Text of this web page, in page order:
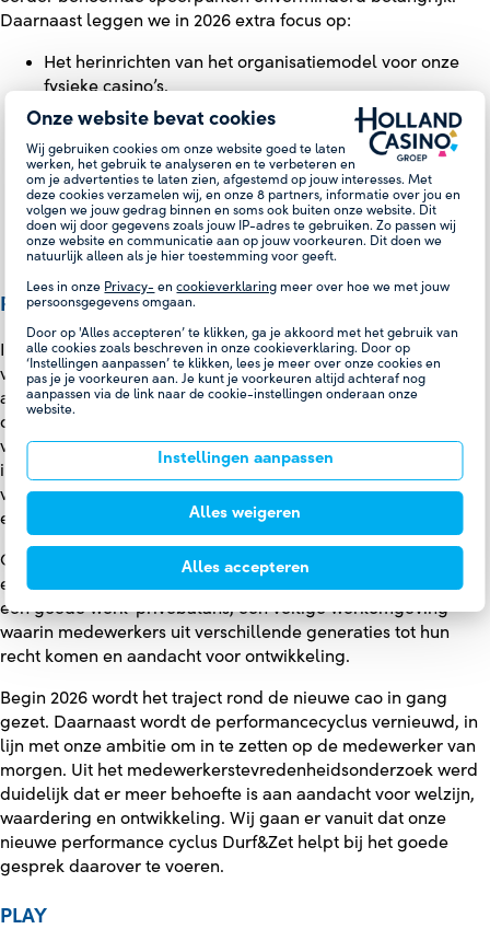
Onze website bevat cookies
Wij gebruiken cookies om onze website goed te laten
werken, het gebruik te analyseren en te verbeteren en
om je advertenties te laten zien, afgestemd op jouw interesses. Met
deze cookies verzamelen wij, en onze8 partners, informatie over jou en
volgen we jouw gedrag binnen en soms ook buiten onze website. Dit
doen wij door gegevens zoals jouw IP-adres te gebruiken. Zo passen wij
onze website en communicatie aan op jouw voorkeuren. Dit doen we
natuurlijk alleen als je hier toestemming voor geeft.
Lees in onze Privacy- encookieverklaring meer over hoe we met jouw
persoonsgegevens omgaan.
Door op 'Alles accepteren’ te klikken, ga je akkoord met het gebruik van
alle cookies zoals beschreven in onze cookieverklaring. Door op
‘Instellingen aanpassen’ te klikken, lees je meer over onze cookies en
pas je je voorkeuren aan. Je kunt je voorkeuren altijd achteraf nog
aanpassen via de link naar de cookie-instellingen onderaan onze
website.
Instellingen aanpassen
Alles weigeren
Alles accepteren
Daarnaast leggen we in 2026 extra focus op:
Het herinrichten van het organisatiemodel voor onze
fysieke casino’s.
Het verhogen van operationele efficiency via verdere
Pilots die de gastreis verbeteren, zowel fysiek als
digitaal.
Verantwoord kostenmanagement.
Een online operatie die break-even draait en volledig
aansluit bij onze maatschappelijke opdracht.
PEOPLE
In 2026 gaan wij verder toewerken naar de implementatie
van het Project Bezetting & Flexibiliteit dat in de vorige CAO
als studie afspraak is afgesproken. Dit is een
omvangrijk project met verschillende onderdelen die het
voor medewerkers en Holland Casino mogelijk moet maken
invulling te geven aan de verwachtingen van collega’s van
verschillende generaties ten aanzien van hun behoeftes voor
een balans tussen werk en privé.
Ook de wensen en belangen van onze collega’s zijn
essentieel. Wij willen een aantrekkelijke werkgever zijn, met
een goede werk-privébalans, een veilige werkomgeving
waarin medewerkers uit verschillende generaties tot hun
recht komen en aandacht voor ontwikkeling.
Begin 2026 wordt het traject rond de nieuwe cao in gang
gezet. Daarnaast wordt de performancecyclus vernieuwd, in
lijn met onze ambitie om in te zetten op de medewerker van
morgen. Uit het medewerkerstevredenheidsonderzoek werd
duidelijk dat er meer behoefte is aan aandacht voor welzijn,
waardering en ontwikkeling. Wij gaan er vanuit dat onze
nieuwe performance cyclus Durf&Zet helpt bij het goede
gesprek daarover te voeren.
PLAY